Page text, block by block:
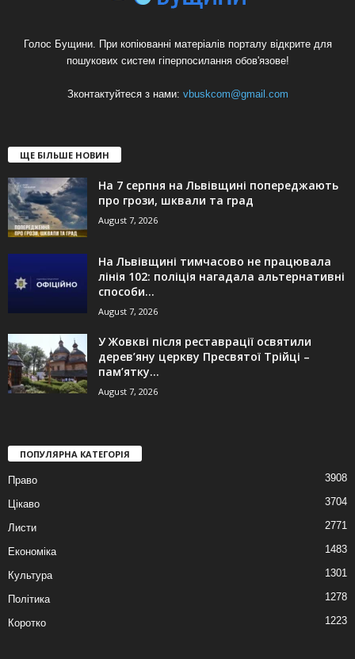
Голос Бущини. При копіюванні матеріалів порталу відкрите для
пошукових систем гіперпосилання обов'язове!
Зконтактуйтеся з нами: vbuskcom@gmail.com
ЩЕ БІЛЬШЕ НОВИН
На 7 серпня на Львівщині попереджають
про грози, шквали та град
August 7, 2026
На Львівщині тимчасово не працювала
лінія 102: поліція нагадала альтернативні
способи...
August 7, 2026
У Жовкві після реставрації освятили
дерев’яну церкву Пресвятої Трійці –
пам’ятку...
August 7, 2026
ПОПУЛЯРНА КАТЕГОРІЯ
Право 3908
Цікаво 3704
Листи 2771
Економіка 1483
Культура 1301
Політика 1278
Коротко 1223